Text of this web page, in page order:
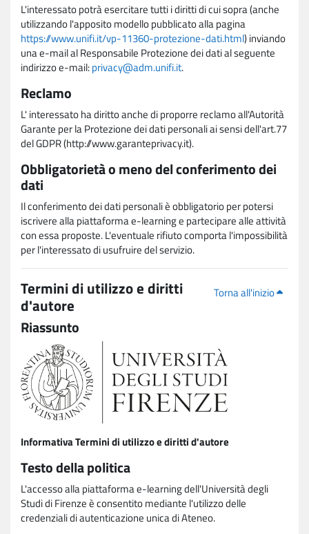
L'interessato potrà esercitare tutti i diritti di cui sopra (anche
utilizzando l'apposito modello pubblicato alla pagina
https://www.unifi.it/vp-11360-protezione-dati.html) inviando
una e-mail al Responsabile Protezione dei dati al seguente
indirizzo e-mail:privacy@adm.unifi.it.
Reclamo
L' interessato ha diritto anche di proporre reclamo all'Autorità
Garante per la Protezione dei dati personali ai sensi dell'art.77
del GDPR (http://www.garanteprivacy.it).
Obbligatorietà o meno del conferimento dei
dati
Il conferimento dei dati personali è obbligatorio per potersi
iscrivere alla piattaforma e-learning e partecipare alle attività
con essa proposte. L'eventuale rifiuto comporta l'impossibilità
per l'interessato di usufruire del servizio.
Torna all'inizio
Termini di utilizzo e diritti
d'autore
Riassunto
Informativa Termini di utilizzo e diritti d'autore
Testo della politica
L'accesso alla piattaforma e-learning dell'Università degli
Studi di Firenze è consentito mediante l'utilizzo delle
credenziali di autenticazione unica di Ateneo.